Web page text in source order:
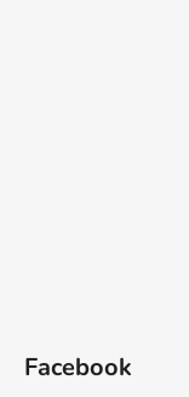
Facebook